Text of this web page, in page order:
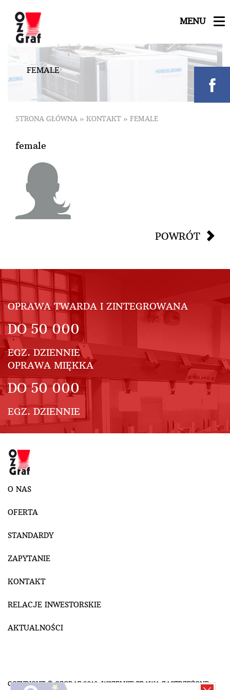
MENU
FEMALE
STRONA GŁÓWNA » KONTAKT » FEMALE
female
POWRÓT
OPRAWA TWARDA I ZINTEGROWANA
DO50 000
EGZ. DZIENNIE
OPRAWA MIĘKKA
DO50 000
EGZ. DZIENNIE
O NAS
OFERTA
STANDARDY
ZAPYTANIE
KONTAKT
RELACJE INWESTORSKIE
AKTUALNOŚCI
COPYRIGHT © OZGRAF 2018. WSZELKIE PRAWA ZASTRZEŻONE.